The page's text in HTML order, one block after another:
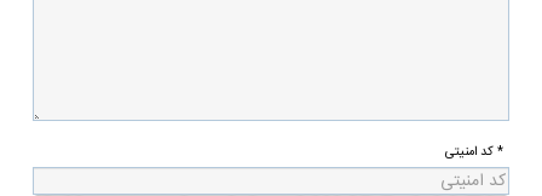
* کد امنیتی